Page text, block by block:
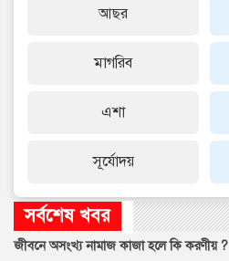
আছর
মাগরিব
এশা
সূর্যোদয়
সর্বশেষ খবর
জীবনে অসংখ্য নামাজ কাজা হলে কি করণীয় ?